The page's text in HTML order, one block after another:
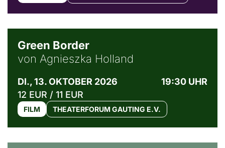
Green Border
von Agnieszka Holland
DI., 13. OKTOBER 2026
19:30 UHR
12 EUR / 11 EUR
FILM THEATERFORUM GAUTING E.V.